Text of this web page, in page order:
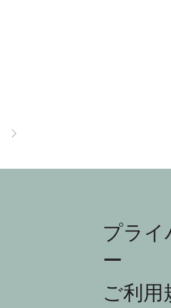
プライ
ー
ご利用